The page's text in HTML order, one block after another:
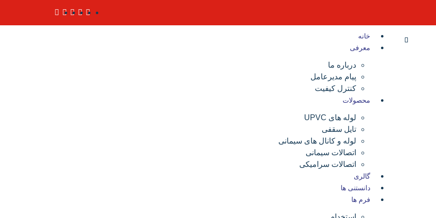
خانه
معرفی
درباره ما
پیام مدیرعامل
کنترل کیفیت
محصولات
لوله های UPVC
تایل سقفی
لوله و کانال های سیمانی
اتصالات سیمانی
اتصالات سرامیکی
گالری
دانستنی ها
فرم ها